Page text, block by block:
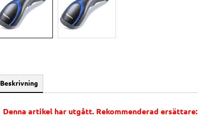
Beskrivning
Denna artikel har utgått. Rekommenderad ersättare: